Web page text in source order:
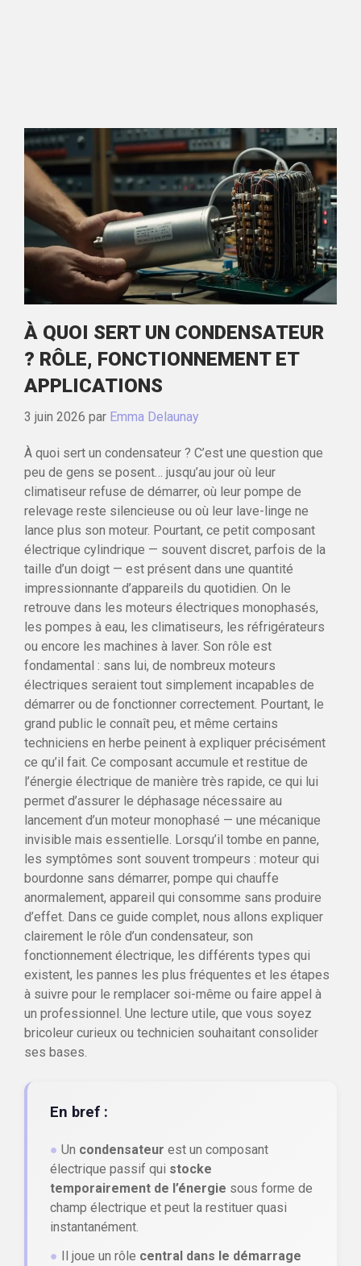
À QUOI SERT UN CONDENSATEUR
? RÔLE, FONCTIONNEMENT ET
APPLICATIONS
3 juin 2026 par Emma Delaunay
À quoi sert un condensateur ? C’est une question que
peu de gens se posent… jusqu’au jour où leur
climatiseur refuse de démarrer, où leur pompe de
relevage reste silencieuse ou où leur lave-linge ne
lance plus son moteur. Pourtant, ce petit composant
électrique cylindrique — souvent discret, parfois de la
taille d’un doigt — est présent dans une quantité
impressionnante d’appareils du quotidien. On le
retrouve dans les moteurs électriques monophasés,
les pompes à eau, les climatiseurs, les réfrigérateurs
ou encore les machines à laver. Son rôle est
fondamental : sans lui, de nombreux moteurs
électriques seraient tout simplement incapables de
démarrer ou de fonctionner correctement. Pourtant, le
grand public le connaît peu, et même certains
techniciens en herbe peinent à expliquer précisément
ce qu’il fait. Ce composant accumule et restitue de
l’énergie électrique de manière très rapide, ce qui lui
permet d’assurer le déphasage nécessaire au
lancement d’un moteur monophasé — une mécanique
invisible mais essentielle. Lorsqu’il tombe en panne,
les symptômes sont souvent trompeurs : moteur qui
bourdonne sans démarrer, pompe qui chauffe
anormalement, appareil qui consomme sans produire
d’effet. Dans ce guide complet, nous allons expliquer
clairement le rôle d’un condensateur, son
fonctionnement électrique, les différents types qui
existent, les pannes les plus fréquentes et les étapes
à suivre pour le remplacer soi-même ou faire appel à
un professionnel. Une lecture utile, que vous soyez
bricoleur curieux ou technicien souhaitant consolider
ses bases.
En bref :
● Un condensateur est un composant
électrique passif qui stocke
temporairement de l’énergie sous forme de
champ électrique et peut la restituer quasi
instantanément.
●
Il joue un rôle central dans le démarrage